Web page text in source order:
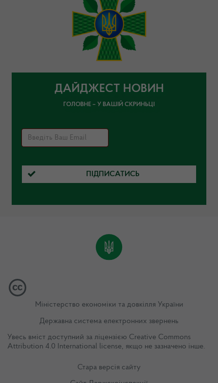
ДАЙДЖЕСТ НОВИН
ГОЛОВНЕ – У ВАШІЙ СКРИНЬЦІ
ПІДПИСАТИСЬ
Міністерство економіки та довкілля України
Державна система електронних звернень
Увесь вміст доступний за ліцензією Creative Commons
Attribution 4.0 International license, якщо не зазначено інше.
Стара версія сайту